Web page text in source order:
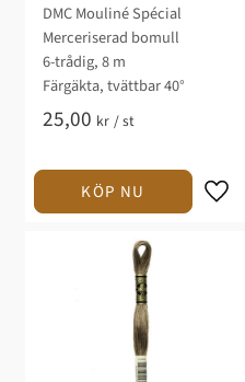
DMC Mouliné Spécial
Merceriserad bomull
6-trådig, 8 m
Färgäkta, tvättbar 40°
25,00 kr /st